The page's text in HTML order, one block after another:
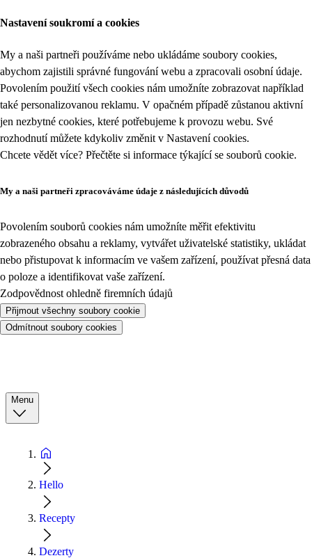
Nastavení soukromí a cookies
My a naši partneři používáme nebo ukládáme soubory cookies,
abychom zajistili správné fungování webu a zpracovali osobní údaje.
Povolením použití všech cookies nám umožníte zobrazovat například
také personalizovanou reklamu. V opačném případě zůstanou aktivní
jen nezbytné cookies, které potřebujeme k provozu webu. Své
rozhodnutí můžete kdykoliv změnit v Nastavení cookies.
Chcete vědět více? Přečtěte si informace týkající se souborů cookie.
My a naši partneři zpracováváme údaje z následujících důvodů
Povolením souborů cookies nám umožníte měřit efektivitu
zobrazeného obsahu a reklamy, vytvářet uživatelské statistiky, ukládat
nebo přistupovat k informacím ve vašem zařízení, používat přesná data
o poloze a identifikovat vaše zařízení.
Zodpovědnost ohledně firemních údajů
Přijmout všechny soubory cookie
Odmítnout soubory cookies
Menu
Hello
Recepty
Dezerty